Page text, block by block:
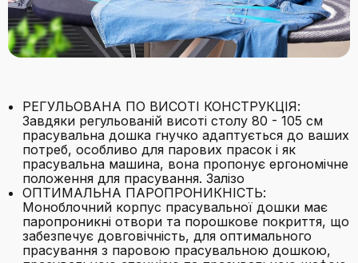
РЕГУЛЬОВАНА ПО ВИСОТІ КОНСТРУКЦІЯ:
Завдяки регульованій висоті столу 80 - 105 см
прасувальна дошка гнучко адаптується до ваших
потреб, особливо для парових прасок і як
прасувальна машина, вона пропонує ергономічне
положення для прасування. Залізо
ОПТИМАЛЬНА ПАРОПРОНИКНІСТЬ:
Моноблочний корпус прасувальної дошки має
паропроникні отвори та порошкове покриття, що
забезпечує довговічність, для оптимального
прасування з паровою прасувальною дошкою,